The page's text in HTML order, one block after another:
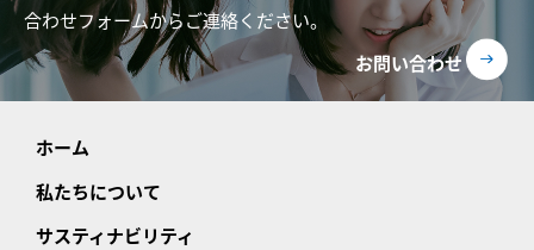
合わせフォームからご連絡ください。
お問い合わせ
ホーム
私たちについて
サスティナビリティ